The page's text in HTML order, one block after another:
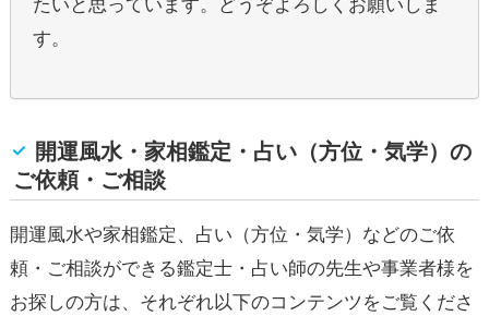
す。
開運風水・家相鑑定・占い（方位・気学）の
ご依頼・ご相談
開運風水や家相鑑定、占い（方位・気学）などのご依
頼・ご相談ができる鑑定士・占い師の先生や事業者様を
お探しの方は、それぞれ以下のコンテンツをご覧くださ